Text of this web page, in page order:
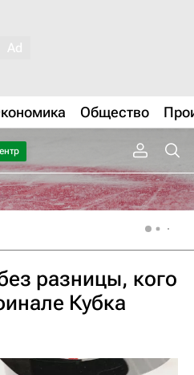
Общество
разницы, кого
Кубка